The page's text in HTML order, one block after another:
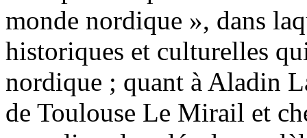
monde nordique », dans
historiques et culturelles
nordique ; quant à Aladin
de Toulouse Le Mirail et